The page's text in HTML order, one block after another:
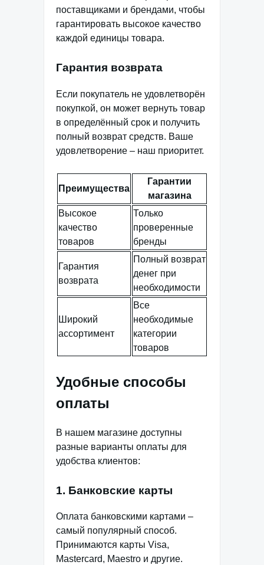
поставщиками и брендами, чтобы
гарантировать высокое качество
каждой единицы товара.
Гарантия возврата
Если покупатель не удовлетворён
покупкой, он может вернуть товар
в определённый срок и получить
полный возврат средств. Ваше
удовлетворение – наш приоритет.
Преимущества
Гарантии
магазина
Высокое
качество
товаров
Только
проверенные
бренды
Гарантия
возврата
Полный возврат
денег при
необходимости
Широкий
ассортимент
Все
необходимые
категории
товаров
Удобные способы
оплаты
В нашем магазине доступны
разные варианты оплаты для
удобства клиентов:
1. Банковские карты
Оплата банковскими картами –
самый популярный способ.
Принимаются карты Visa,
Mastercard, Maestro и другие.